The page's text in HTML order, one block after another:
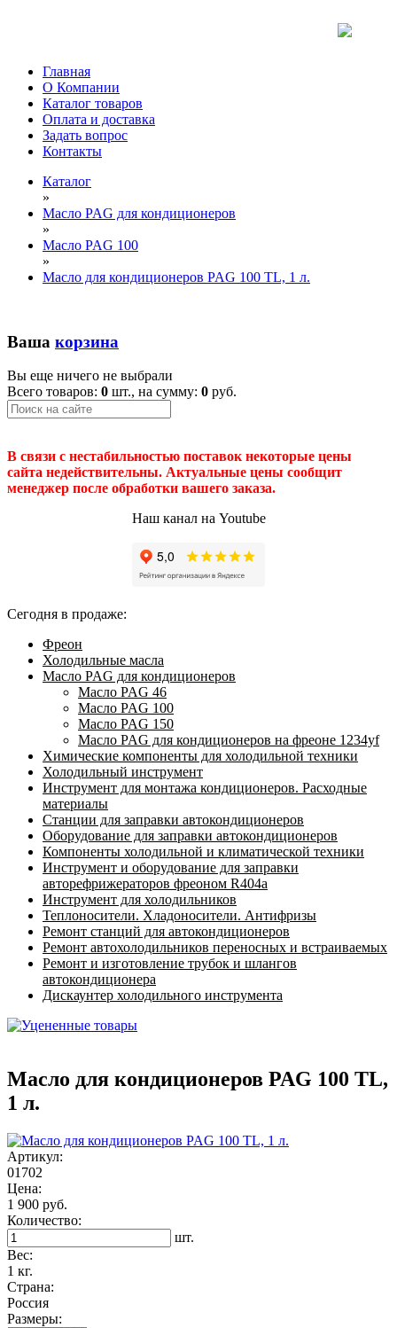
Главная
О Компании
Каталог товаров
Оплата и доставка
Задать вопрос
Контакты
Каталог
»
Масло PAG для кондиционеров
»
Масло PAG 100
»
Масло для кондиционеров PAG 100 TL, 1 л.
Ваша корзина
Вы еще ничего не выбрали
Всего товаров: 0 шт., на сумму: 0 руб.
В связи с нестабильностью поставок некоторые цены
сайта недействительны. Актуальные цены сообщит
менеджер после обработки вашего заказа.
Наш канал на Youtube
Сегодня в продаже:
Фреон
Холодильные масла
Масло PAG для кондиционеров
Масло PAG 46
Масло PAG 100
Масло PAG 150
Масло PAG для кондиционеров на фреоне 1234yf
Химические компоненты для холодильной техники
Холодильный инструмент
Инструмент для монтажа кондиционеров. Расходные
материалы
Станции для заправки автокондиционеров
Оборудование для заправки автокондиционеров
Компоненты холодильной и климатической техники
Инструмент и оборудование для заправки
авторефрижераторов фреоном R404a
Инструмент для холодильников
Теплоносители. Хладоносители. Антифризы
Ремонт станций для автокондиционеров
Ремонт автохолодильников переносных и встраиваемых
Ремонт и изготовление трубок и шлангов
автокондиционера
Дискаунтер холодильного инструмента
Масло для кондиционеров PAG 100 TL,
1 л.
Артикул:
01702
Цена:
1 900 руб.
Количество:
шт.
Вес:
1 кг.
Страна:
Россия
Размеры: